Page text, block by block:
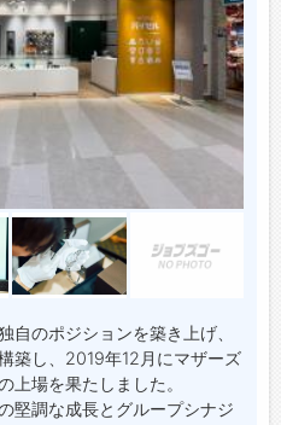
自のポジションを築き上げ、
築し、2019年12月にマザーズ
上場を果たしました。
堅調な成長とグループシナジ